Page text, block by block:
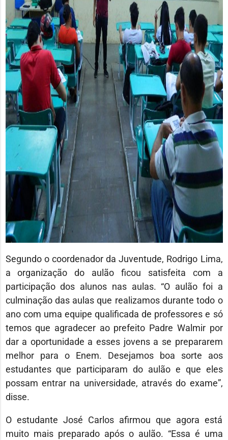
Segundo o coordenador da Juventude, Rodrigo Lima,
a organização do aulão ficou satisfeita com a
participação dos alunos nas aulas. “O aulão foi a
culminação das aulas que realizamos durante todo o
ano com uma equipe qualificada de professores e só
temos que agradecer ao prefeito Padre Walmir por
dar a oportunidade a esses jovens a se prepararem
melhor para o Enem. Desejamos boa sorte aos
estudantes que participaram do aulão e que eles
possam entrar na universidade, através do exame”,
disse.
O estudante José Carlos afirmou que agora está
muito mais preparado após o aulão. “Essa é uma